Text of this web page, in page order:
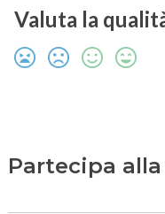
Valuta la
Partecipa